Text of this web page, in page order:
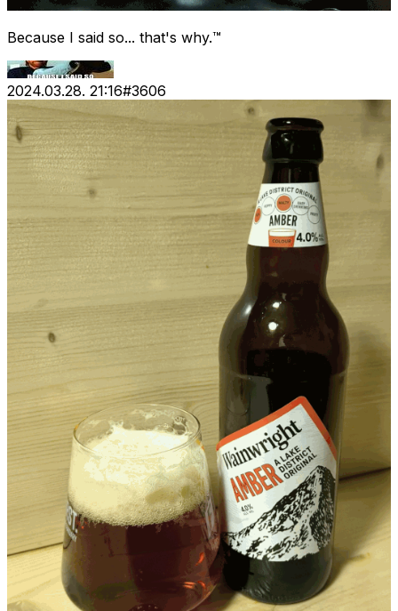
Because I said so... that's why.™
2024.03.28. 21:16#3606